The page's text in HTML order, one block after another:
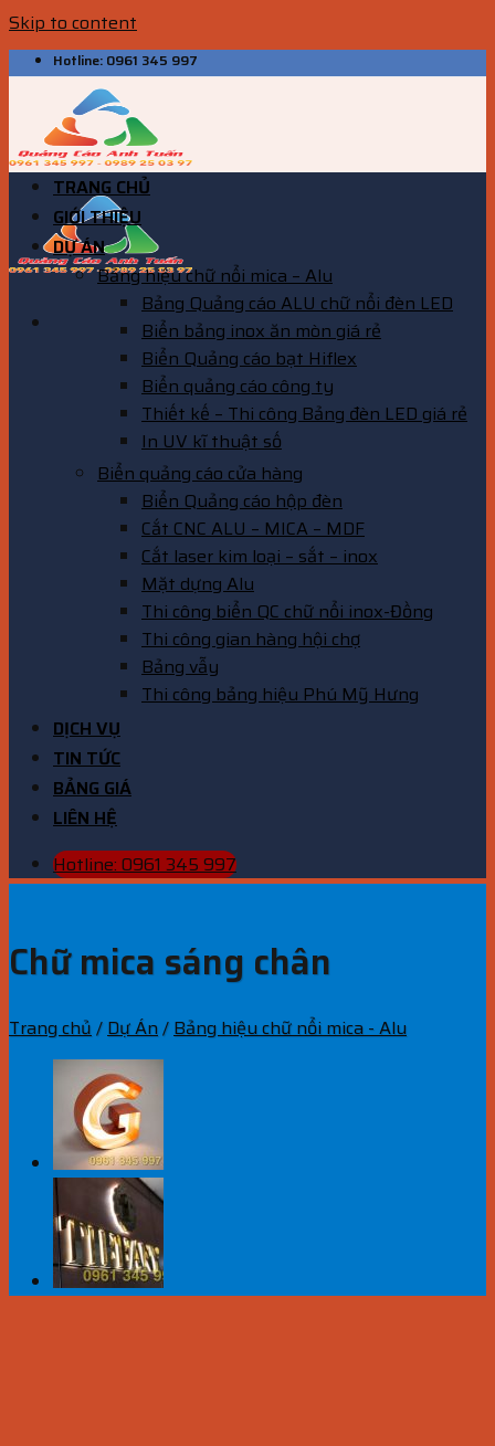
Skip to content
Hotline: 0961 345 997
TRANG CHỦ
GIỚI THIỆU
DỰ ÁN
Bảng hiệu chữ nổi mica – Alu
Bảng Quảng cáo ALU chữ nổi đèn LED
Biển bảng inox ăn mòn giá rẻ
Biển Quảng cáo bạt Hiflex
Biển quảng cáo công ty
Thiết kế – Thi công Bảng đèn LED giá rẻ
In UV kĩ thuật số
Biển quảng cáo cửa hàng
Biển Quảng cáo hộp đèn
Cắt CNC ALU – MICA – MDF
Cắt laser kim loại – sắt – inox
Mặt dựng Alu
Thi công biển QC chữ nổi inox-Đồng
Thi công gian hàng hội chợ
Bảng vẫy
Thi công bảng hiệu Phú Mỹ Hưng
DỊCH VỤ
TIN TỨC
BẢNG GIÁ
LIÊN HỆ
Hotline: 0961 345 997
Chữ mica sáng chân
Trang chủ / Dự Án/ Bảng hiệu chữ nổi mica - Alu